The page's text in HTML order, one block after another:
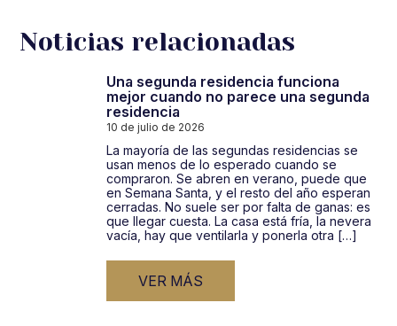
entradas
Noticias relacionadas
Una segunda residencia funciona
mejor cuando no parece una segunda
residencia
10 de julio de 2026
La mayoría de las segundas residencias se
usan menos de lo esperado cuando se
compraron. Se abren en verano, puede que
en Semana Santa, y el resto del año esperan
cerradas. No suele ser por falta de ganas: es
que llegar cuesta. La casa está fría, la nevera
vacía, hay que ventilarla y ponerla otra […]
VER MÁS